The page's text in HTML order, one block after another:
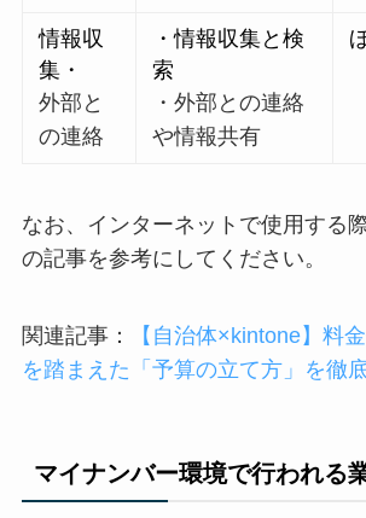
情報収
集・
外部と
の連絡
・情報収集と検
索
・外部との連絡
や情報共有
なお、インターネットで使用する
の記事を参考にしてください。
関連記事：
【自治体×kintone】料
を踏まえた「予算の立て方」を徹
マイナンバー環境で行われる